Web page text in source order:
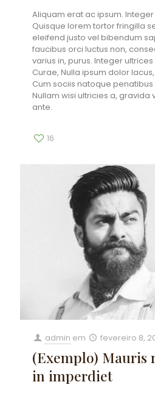
Aliquam erat ac ipsum.
Quisque lorem tortor fringilla
eleifend justo vel bibendum
faucibus orci luctus non,
varius in, purus. Integer
Curae, Nulla ipsum dolor
Cum sociis natoque
Nullam wisi ultricies a, gravida
ante.
16
admin em fevereiro 8,
(Exemplo) Mauris
in imperdiet